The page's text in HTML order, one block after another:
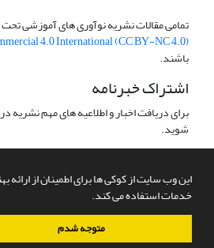
این وب سایت از کوکی ها برای اطمینان از ارائه
خدمات استفاده می کند.
متوجه شدم
تمامی مقالات نشریه نوآوری های آموزشی تحت
4.0 International (CC BY-NC 4.0)
باشند.
اشتراک خبرنامه
برای دریافت اخبار و اطلاعیه های مهم
شوید.
سامانه مدیریت نشریات علمی.طراحی و پیاده